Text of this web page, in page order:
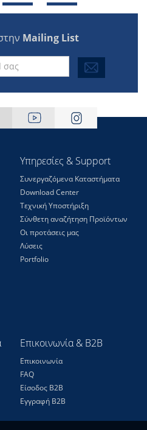
Mailing List
Υπηρεσίες & Support
Συνεργαζόμενα Καταστήματα
Download Center
Τεχνική Υποστήριξη
Σύνθετη αναζήτηση Προϊόντων
Οι προτάσεις μας
Λύσεις
Portfolio
Επικοινωνία & B2B
Επικοινωνία
FAQ
Είσοδος Β2Β
Εγγραφή Β2Β